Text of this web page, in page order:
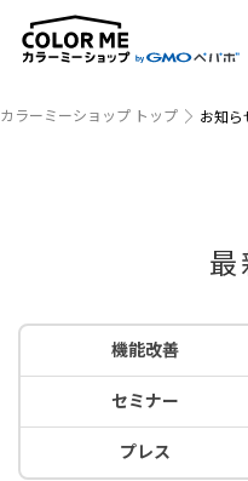
カラーミーショップ トップ お知ら
最
機能改善
セミナー
プレス